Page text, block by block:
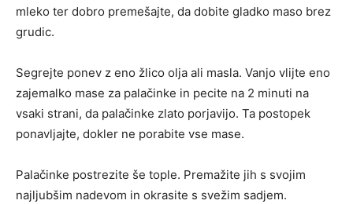
mleko ter dobro premešajte, da dobite gladko maso brez
grudic.
Segrejte ponev z eno žlico olja ali masla. Vanjo vlijte eno
zajemalko mase za palačinke in pecite na 2 minuti na
vsaki strani, da palačinke zlato porjavijo. Ta postopek
ponavljajte, dokler ne porabite vse mase.
Palačinke postrezite še tople. Premažite jih s svojim
najljubšim nadevom in okrasite s svežim sadjem.